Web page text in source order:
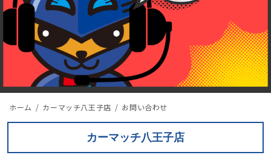
ホーム カーマッチ八王子店 お問い合わせ
カーマッチ八王子店